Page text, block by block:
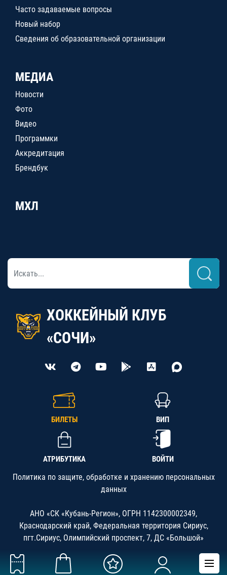
Часто задаваемые вопросы
Новый набор
Сведения об образовательной организации
МЕДИА
Новости
Фото
Видео
Программки
Аккредитация
Брендбук
МХЛ
ХОККЕЙНЫЙ КЛУБ
«СОЧИ»
БИЛЕТЫ ВИП
АТРИБУТИКА ВОЙТИ
Политика по защите, обработке и хранению персональных
данных
АНО «СК «Кубань-Регион», ОГРН 1142300002349,
Краснодарский край, Федеральная территория Сириус,
пгт.Сириус, Олимпийский проспект, 7, ДС «Большой»